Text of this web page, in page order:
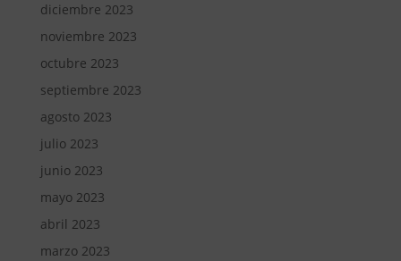
diciembre 2023
noviembre 2023
octubre 2023
septiembre 2023
agosto 2023
julio 2023
junio 2023
mayo 2023
abril 2023
marzo 2023